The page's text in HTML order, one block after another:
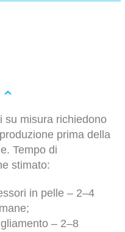
su misura richiedono
prima della
Tempo di
stimato:
in pelle – 2–4
– 2–8